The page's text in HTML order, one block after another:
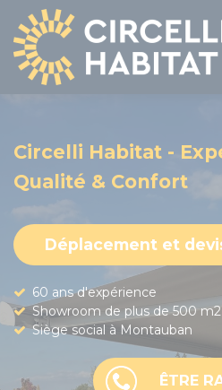
Circelli Habitat -
Qualité & Confort
Déplacement et
60 ans d'expérience
Showroom de plus de 500 m2
Siège social à Montauban
ÊTRE
Panneau de gestion des cookies